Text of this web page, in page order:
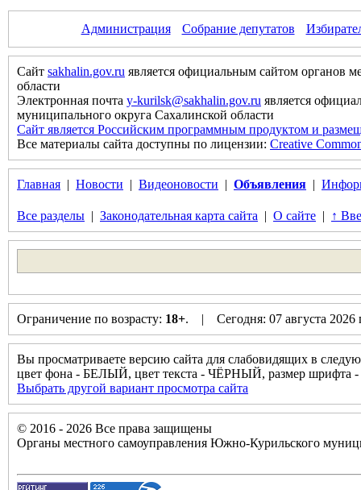
Администрация Собрание депутатов
Сайт sakhalin.gov.ru является официальным сайтом органов
области
Электронная почта y-kurilsk@sakhalin.gov.ru является
муниципального округа Сахалинской области
Сайт является Российским программным продуктом и
Все материалы сайта доступны по лицензии: Creative
Главная | Новости | Видеоновости | Объявления |
Все разделы | Законодательная карта сайта | О сайте | ↑
Ограничение по возрасту: 18+. | Сегодня: 07 августа
Вы просматриваете версию сайта для слабовидящих в
цвет фона - БЕЛЫЙ, цвет текста - ЧЁРНЫЙ, размер
Выбрать другой вариант просмотра сайта
© 2016 - 2026 Все права защищены
Органы местного самоуправления Южно-Курильского